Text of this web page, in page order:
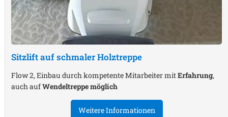
Sitzlift auf schmaler Holztreppe
Flow 2, Einbau durch kompetente Mitarbeiter mitErfahrung,
auch aufWendeltreppe möglich
Weitere Informationen